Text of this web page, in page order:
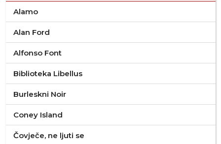
Alamo
Alan Ford
Alfonso Font
Biblioteka Libellus
Burleskni Noir
Coney Island
Čovječe, ne ljuti se